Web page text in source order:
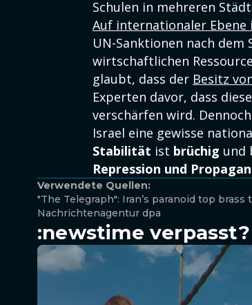
Schulen in mehreren
Auf internationaler
UN-Sanktionen nach dem
wirtschaftlichen
glaubt, dass der Besitz
Experten davor, dass
verschärfen wird.
Israel eine gewisse
Stabilität ist brüchig und
Repression und
Verwendete Quellen:
"The Telegraph": Iran’s paranoid top
Nachrichtenagentur dpa
:newstime